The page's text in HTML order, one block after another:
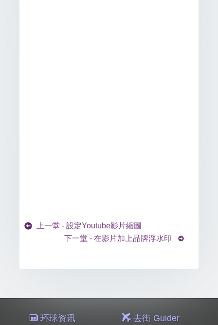
上一堂 - 設定Youtube影片縮圖
下一堂 - 在影片加上品牌浮水印
环球资讯 去街 Guider